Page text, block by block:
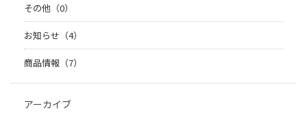
その他（0）
お知らせ（4）
商品情報（7）
アーカイブ